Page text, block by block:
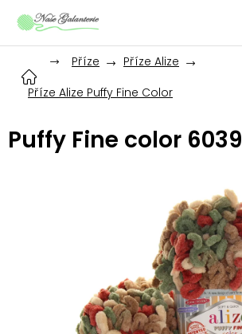
Příze
Příze Alize
Příze Alize Puffy Fine Color
Puffy Fine color 6039